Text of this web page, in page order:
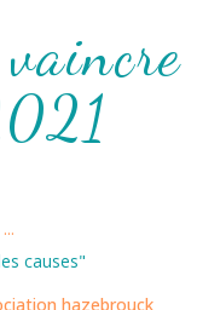
…
causes"